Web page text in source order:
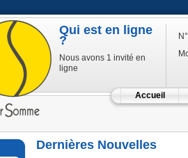
Qui est en ligne
?
Nous avons 1 invité en
ligne
Accueil
Dernières Nouvelles